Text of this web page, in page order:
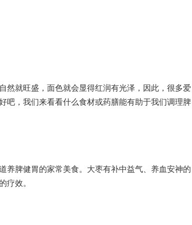
然就旺盛，面色就会显得红润有光泽，因此，很多爱
吧，我们来看看什么食材或药膳能有助于我们调理脾
养脾健胃的家常美食。大枣有补中益气、养血安神的
疗效。